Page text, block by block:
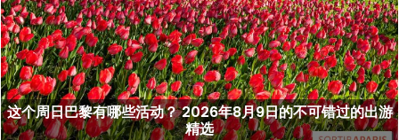
这个周日巴黎有哪些活动？ 2026年8月9日的不可错过的出游
精选